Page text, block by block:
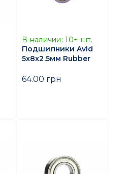
В наличии: 10+ шт.
Подшипники Avid
5х8x2.5мм Rubber
64.00 грн